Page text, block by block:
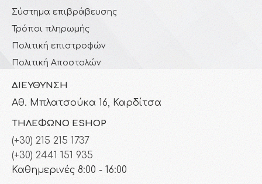
Σύστημα επιβράβευσης
Τρόποι πληρωμής
Πολιτική επιστροφών
Πολιτική Αποστολών
ΔΙΕΎΘΥΝΣΗ
Αθ. Μπλατσούκα 16, Καρδίτσα
ΤΗΛΈΦΩΝΟ ESHOP
(+30) 215 215 1737
(+30) 2441 151 935
Καθημερινές 8:00 - 16:00